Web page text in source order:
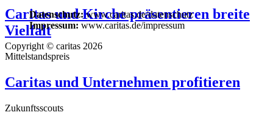
Caritas und Kirche präsentieren breite
Vielfalt
Mittelstandspreis
Caritas und Unternehmen profitieren
Zukunftsscouts
Datenschutz: www.caritas.de/datenschutz
Impressum: www.caritas.de/impressum
Copyright © caritas 2026